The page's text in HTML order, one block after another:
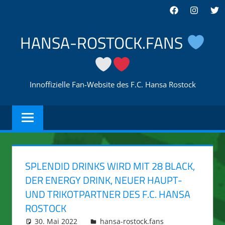
springen
Facebook
HANSA-ROSTOCK.FANS
Innoffizielle Fan-Website des F.C. Hansa Rostock
SPLENDID DRINKS WIRD MIT 28 BLACK,
DER ENERGY DRINK, NEUER HAUPT-
UND TRIKOTPARTNER DES F.C. HANSA
ROSTOCK
30. Mai 2022 integromat
hansa-rostock.fans